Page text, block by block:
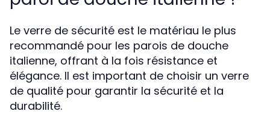
Le verre de sécurité est le matériau le plus
recommandé pour les parois de douche
italienne, offrant à la fois résistance et
élégance. Il est important de choisir un verre
de qualité pour garantir la sécurité et la
durabilité.